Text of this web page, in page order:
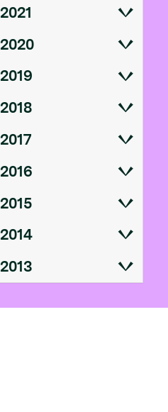
2021
2020
2019
2018
2017
2016
2015
2014
2013